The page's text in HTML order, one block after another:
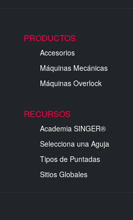
PRODUCTOS
Accesorios
Máquinas Mecánicas
Máquinas Overlock
RECURSOS
Academia SINGER®
Selecciona una Aguja
Tipos de Puntadas
Sitios Globales